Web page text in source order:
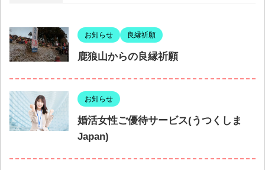
お知らせ 良縁祈願
鹿狼山からの良縁祈願
お知らせ
婚活女性ご優待サービス(うつくしま
Japan)